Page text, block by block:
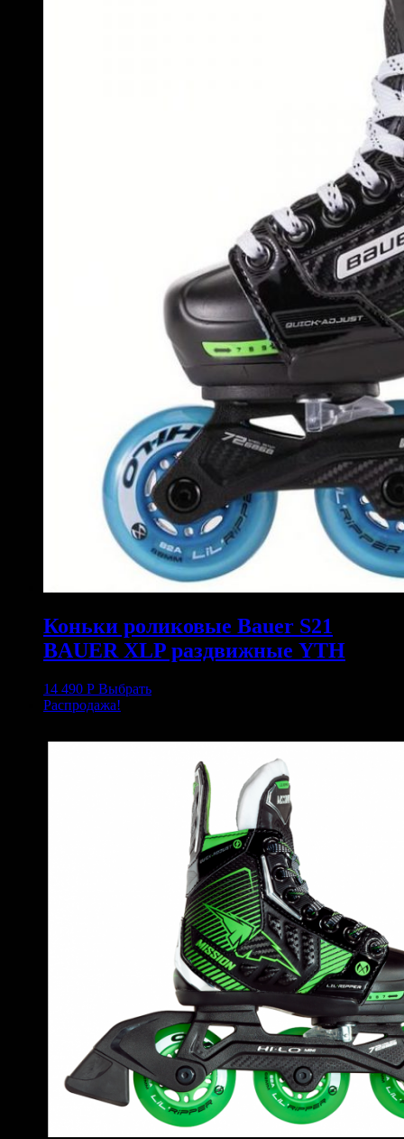
Коньки роликовые Bauer S21
BAUER XLP раздвижные YTH
14 490 Р Выбрать
Распродажа!